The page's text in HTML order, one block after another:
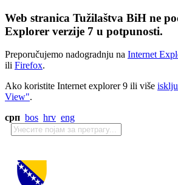
Web stranica Tužilaštva BiH ne
Explorer verzije 7 u potpunosti.
Preporučujemo nadogradnju na Internet
ili Firefox.
Ako koristite Internet explorer 9 ili više
View".
срп bos hrv eng